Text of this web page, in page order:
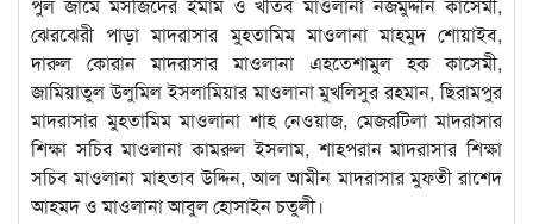
ঝেরঝেরী পাড়া মাদরাসার মুহতামিম মাওলানা মাহমুদ শোয়াইব,
দারুল কোরান মাদরাসার মাওলানা এহতেশামুল হক কাসেমী,
জামিয়াতুল উলুমিল ইসলামিয়ার মাওলানা মুখলিসুর রহমান, ছিরামপুর
মাদরাসার মুহতামিম মাওলানা শাহ নেওয়াজ, মেজরটিলা মাদরাসার
শিক্ষা সচিব মাওলানা কামরুল ইসলাম, শাহপরান মাদরাসার শিক্ষা
সচিব মাওলানা মাহতাব উদ্দিন, আল আমীন মাদরাসার মুফতী রাশেদ
আহমদ ও মাওলানা আবুল হোসাইন চতুলী।